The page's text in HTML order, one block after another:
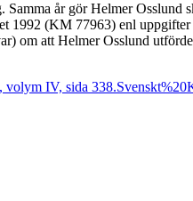
år gör Helmer
1992 (KM 77963) enl
om att Helmer Osslund
volym IV, sida 338.